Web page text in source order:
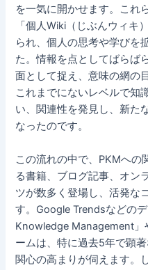
を一気に開かせます。これ
「個人Wiki（じぶんウィキ
られ、個人の思考や学びを
た。情報を点としてばらば
面として捉え、意味の網の
これまでにないレベルで知
い、関連性を発見し、新た
なったのです。
この流れの中で、PKMへの
る書籍、ブログ記事、オン
ツが数多く登場し、活発な
す。Google Trendsなどの
Knowledge Management」
ームは、特に過去5年で顕
関心の高まりが伺えます。